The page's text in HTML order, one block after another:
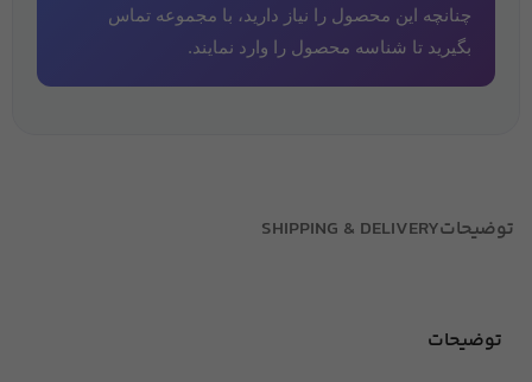
چنانچه این محصول را نیاز دارید، با مجموعه تماس
بگیرید تا شناسه محصول را وارد نمایند.
توضیحاتSHIPPING & DELIVERY
توضیحات